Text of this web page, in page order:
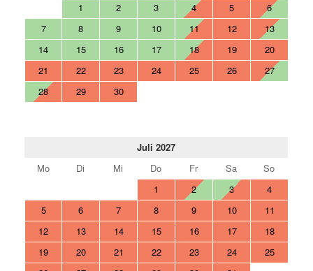
1
2 3 4 5
6
7
8 9 10 11 12
13
14
15 16 17 18 19
20
21
22 23 24 25 26
27
28
29 30
Juli 2027
Mo
Di Mi Do Fr Sa
So
1
2 3
4
5
6 7 8 9 10
11
12
13 14 15 16 17
18
19
20 21 22 23 24
25